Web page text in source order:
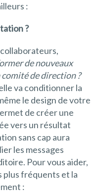
:
?
de nouveaux
de direction ?
va conditionner la
le design de votre
de créer une
vers un résultat
sans cap aura
les messages
Pour vous aider,
plus fréquents et la
: